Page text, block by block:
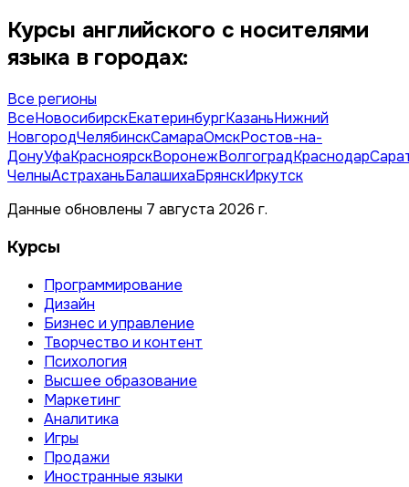
Курсы английского с носителями
языка в городах:
Все регионы
ВсеНовосибирскЕкатеринбургКазаньНижний
НовгородЧелябинскСамараОмскРостов-на-
ДонуУфаКрасноярскВоронежВолгоградКраснодар
ЧелныАстраханьБалашихаБрянскИркутск
Данные обновлены 7 августа 2026 г.
Курсы
Программирование
Дизайн
Бизнес и управление
Творчество и контент
Психология
Высшее образование
Маркетинг
Аналитика
Игры
Продажи
Иностранные языки